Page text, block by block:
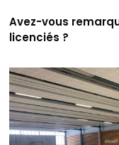
Avez-vous
licenciés ?